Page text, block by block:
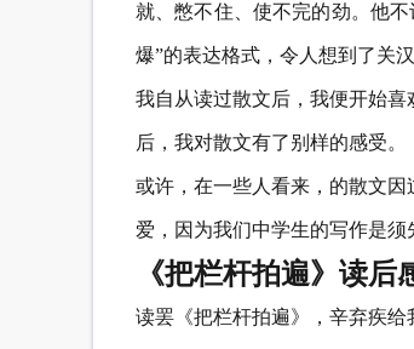
就、憋不住、使不完的劲。他
爆”的表达格式，令人想到了关
我自从读过散文后，我便开始
后，我对散文有了别样的感受。
或许，在一些人看来，的散文
爱，因为我们中学生的写作是须
《把栏杆拍遍》读后
读罢《把栏杆拍遍》，辛弃疾